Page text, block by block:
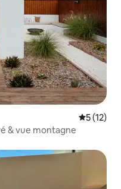
5 (12)
& vue montagne